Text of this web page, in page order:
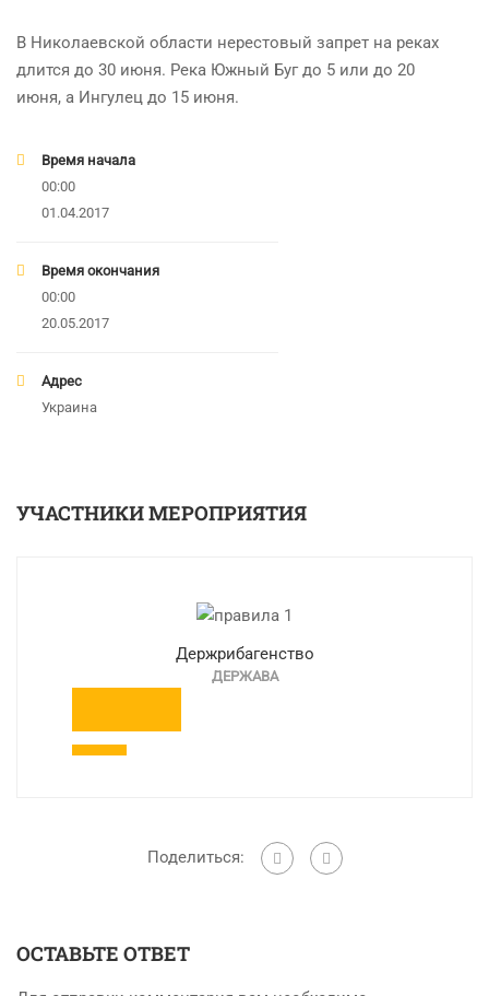
В Николаевской области нерестовый запрет на реках
длится до 30 июня. Река Южный Буг до 5 или до 20
июня, а Ингулец до 15 июня.
Время начала
00:00
01.04.2017
Время окончания
00:00
20.05.2017
Адрес
Украина
УЧАСТНИКИ МЕРОПРИЯТИЯ
Держрибагенство
ДЕРЖАВА
Поделиться:
ОСТАВЬТЕ ОТВЕТ